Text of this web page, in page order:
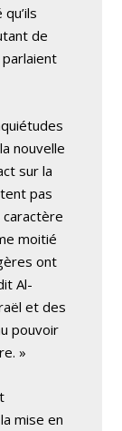
de
parlaient
nouvelle
sur la
pas
moitié
ont
Al-
et des
pouvoir
»
mise en